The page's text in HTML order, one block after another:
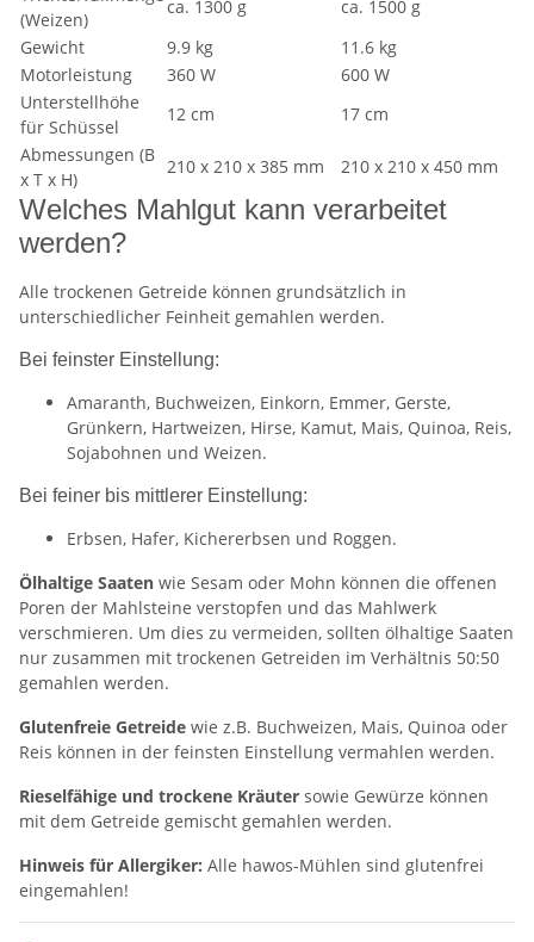
(Weizen)
ca. 1300 g
ca. 1500 g
Gewicht
9.9 kg
11.6 kg
Motorleistung
360 W
600 W
Unterstellhöhe
für Schüssel
12 cm
17 cm
Abmessungen (B
x T x H)
210 x 210 x 385 mm 210 x 210 x 450 mm
Welches Mahlgut kann verarbeitet
werden?
Alle trockenen Getreide können grundsätzlich in
unterschiedlicher Feinheit gemahlen werden.
Bei feinster Einstellung:
Amaranth, Buchweizen, Einkorn, Emmer, Gerste,
Grünkern, Hartweizen, Hirse, Kamut, Mais, Quinoa, Reis,
Sojabohnen und Weizen.
Bei feiner bis mittlerer Einstellung:
Erbsen, Hafer, Kichererbsen und Roggen.
Ölhaltige Saaten wie Sesam oder Mohn können die offenen
Poren der Mahlsteine verstopfen und das Mahlwerk
verschmieren. Um dies zu vermeiden, sollten ölhaltige Saaten
nur zusammen mit trockenen Getreiden im Verhältnis 50:50
gemahlen werden.
Glutenfreie Getreide wie z.B. Buchweizen, Mais, Quinoa oder
Reis können in der feinsten Einstellung vermahlen werden.
Rieselfähige und trockene Kräuter sowie Gewürze können
mit dem Getreide gemischt gemahlen werden.
Hinweis für Allergiker: Alle hawos-Mühlen sind glutenfrei
eingemahlen!